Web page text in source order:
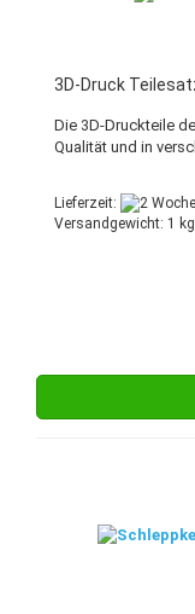
3D-Druck
Die 3D-Druckteile
Qualität und in
Lieferzeit:
Versandgewicht: 1